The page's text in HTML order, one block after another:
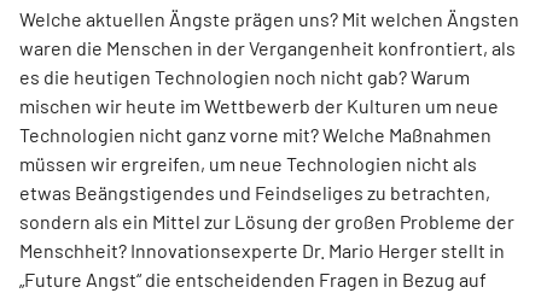
Welche aktuellen Ängste prägen uns? Mit welchen Ängsten
waren die Menschen in der Vergangenheit konfrontiert, als
es die heutigen Technologien noch nicht gab? Warum
mischen wir heute im Wettbewerb der Kulturen um neue
Technologien nicht ganz vorne mit? Welche Maßnahmen
müssen wir ergreifen, um neue Technologien nicht als
etwas Beängstigendes und Feindseliges zu betrachten,
sondern als ein Mittel zur Lösung der großen Probleme der
Menschheit? Innovationsexperte Dr. Mario Herger stellt in
„Future Angst“ die entscheidenden Fragen in Bezug auf